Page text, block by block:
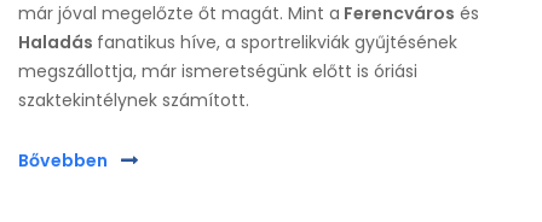
már jóval megelőzte őt magát. Mint a Ferencváros és
Haladás fanatikus híve, a sportrelikviák gyűjtésének
megszállottja, már ismeretségünk előtt is óriási
szaktekintélynek számított.
Bővebben